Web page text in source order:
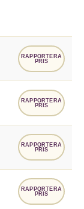
RAPPORTERA
PRIS
RAPPORTERA
PRIS
RAPPORTERA
PRIS
RAPPORTERA
PRIS